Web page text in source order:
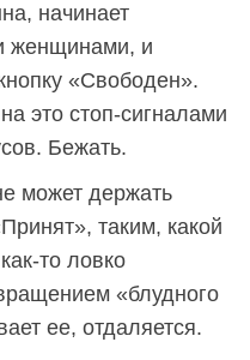
начинает
женщинами, и
«Свободен».
это стоп-сигналами
Бежать.
может держать
таким, какой
то ловко
«блудного
ее, отдаляется.